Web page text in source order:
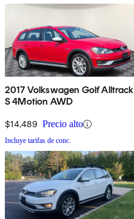
2017 Volkswagen Golf Alltrack
S 4Motion AWD
$14,489 Precio alto
Incluye tarifas de conc.